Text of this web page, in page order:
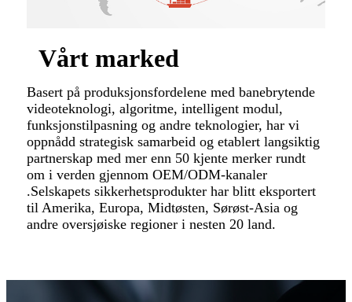
Vårt marked
Basert på produksjonsfordelene med banebrytende
videoteknologi, algoritme, intelligent modul,
funksjonstilpasning og andre teknologier, har vi
oppnådd strategisk samarbeid og etablert langsiktig
partnerskap med mer enn 50 kjente merker rundt
om i verden gjennom OEM/ODM-kanaler
.Selskapets sikkerhetsprodukter har blitt eksportert
til Amerika, Europa, Midtøsten, Sørøst-Asia og
andre oversjøiske regioner i nesten 20 land.